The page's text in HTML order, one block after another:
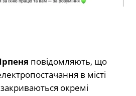
Ірпеня повідомляють, що
в місті
окремі